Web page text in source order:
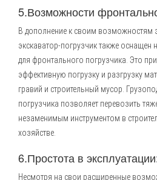
5.Возможности
В дополнение к своим возможностям
экскаватор-погрузчик также
для фронтального погрузчика. Это
эффективную погрузку и разгрузку
гравий и строительный мусор.
погрузчика позволяет перевозить
незаменимым инструментом в
хозяйстве.
6.Простота в
Несмотря на свои расширенные